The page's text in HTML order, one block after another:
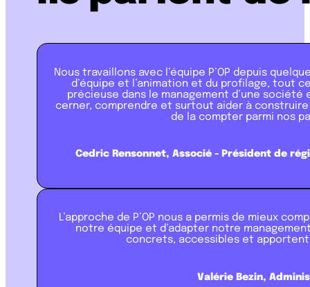
Nous travaillons avec l’équipe P’OP depuis
d’équipe et l’animation et du profilage, tout
précieuse dans le management d’une
cerner, comprendre et surtout aider à construire
de la compter parmi nos
Cedric Rensonnet, Associé - Président de
L’approche de P’OP nous a permis de mieux
notre équipe et d’adapter notre
concrets, accessibles et
Valérie Bezin,